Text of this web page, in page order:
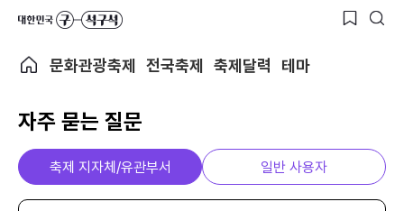
문화관광축제 전국축제 축제달력 테마
자주 묻는 질문
축제 지자체/유관부서 일반 사용자